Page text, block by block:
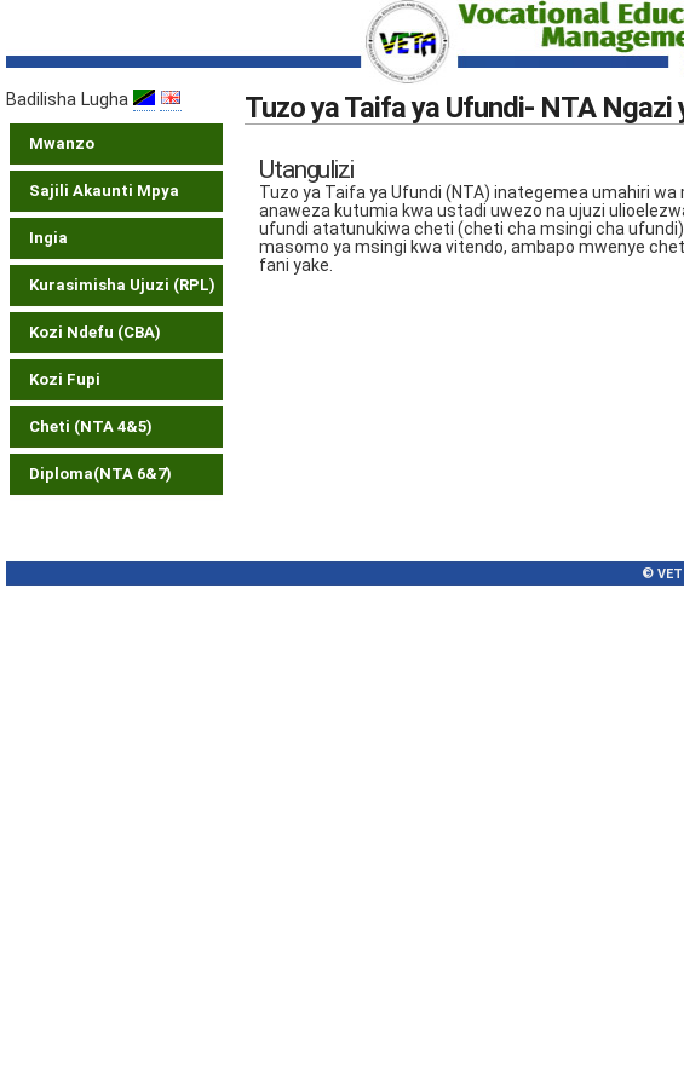
Badilisha Lugha
Mwanzo
Sajili Akaunti Mpya
Ingia
Kurasimisha Ujuzi (RPL)
Kozi Ndefu (CBA)
Kozi Fupi
Cheti (NTA 4&5)
Diploma(NTA 6&7)
Tuzo ya Taifa ya Ufundi- NTA Ngazi
Utangulizi
Tuzo ya Taifa ya Ufundi (NTA) inategemea umahiri
anaweza kutumia kwa ustadi uwezo na ujuzi
ufundi atatunukiwa cheti (cheti cha msingi cha
masomo ya msingi kwa vitendo, ambapo mwenye
fani yake.
©